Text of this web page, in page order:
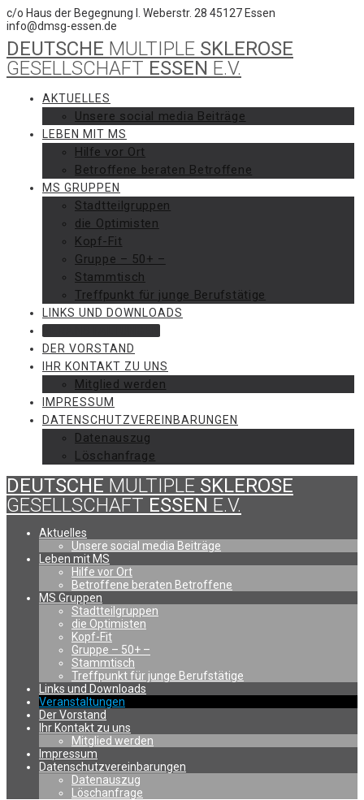
Skip
to
c/o Haus der Begegnung I. Weberstr. 28 45127 Essen
info@dmsg-essen.de
DEUTSCHE MULTIPLE SKLEROSE
GESELLSCHAFT ESSEN E.V.
AKTUELLES
Unsere social media Beiträge
LEBEN MIT MS
Hilfe vor Ort
Betroffene beraten Betroffene
MS GRUPPEN
Stadtteilgruppen
die Optimisten
Kopf-Fit
Gruppe – 50+ –
Stammtisch
Treffpunkt für junge Berufstätige
LINKS UND DOWNLOADS
DER VORSTAND
IHR KONTAKT ZU UNS
Mitglied werden
IMPRESSUM
DATENSCHUTZVEREINBARUNGEN
Datenauszug
Löschanfrage
DEUTSCHE MULTIPLE SKLEROSE
GESELLSCHAFT ESSEN E.V.
Aktuelles
Unsere social media Beiträge
Leben mit MS
Hilfe vor Ort
Betroffene beraten Betroffene
MS Gruppen
Stadtteilgruppen
die Optimisten
Kopf-Fit
Gruppe – 50+ –
Stammtisch
Treffpunkt für junge Berufstätige
Links und Downloads
Veranstaltungen
Der Vorstand
Ihr Kontakt zu uns
Mitglied werden
Impressum
Datenschutzvereinbarungen
Datenauszug
Löschanfrage